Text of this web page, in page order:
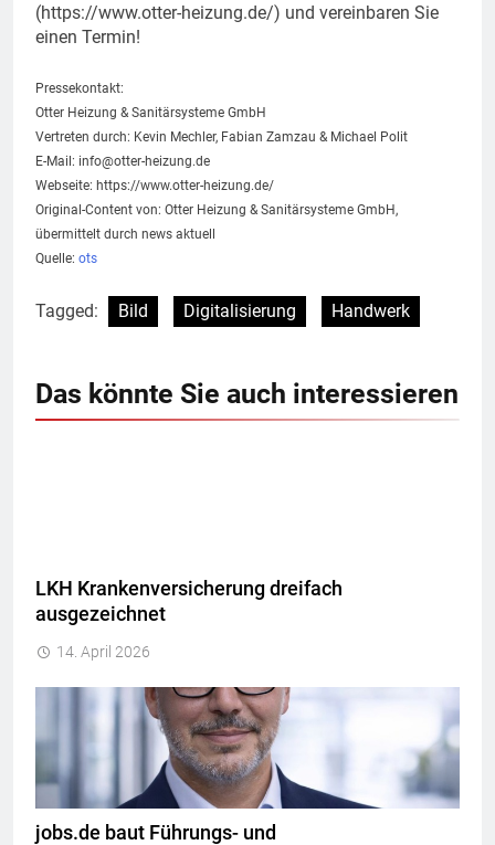
(https://www.otter-heizung.de/) und vereinbaren Sie
einen Termin!
Pressekontakt:
Otter Heizung & Sanitärsysteme GmbH
Vertreten durch: Kevin Mechler, Fabian Zamzau & Michael Polit
E-Mail: info@otter-heizung.de
Webseite: https://www.otter-heizung.de/
Original-Content von: Otter Heizung & Sanitärsysteme GmbH,
übermittelt durch news aktuell
Quelle: ots
Tagged: Bild Digitalisierung Handwerk
Das könnte Sie auch interessieren
LKH Krankenversicherung dreifach
ausgezeichnet
14. April 2026
jobs.de baut Führungs- und